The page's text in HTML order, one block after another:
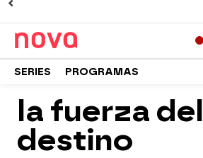
SERIES PROGRAMAS
la fuerza del
destino